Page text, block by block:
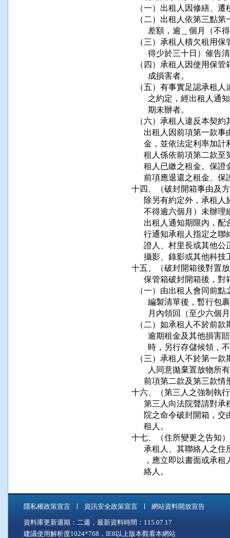
（一）出租人因修繕、
（二）出租人依第三點
差額，逾＿個月（
（三）承租人積欠租用
得少於三十日）催
（四）承租人因使用保
        成損害者。
（五）有事實足認承租
之約定，經出租人
        期未辦者。
（六）承租人違反本契
出租人因前項第一款
金，並依法定利率加
租人係依前項第二款
租人已繳之租金。保
前項應退還之租金、
十四、（破封開箱事由及
除另有約定外，承租
不得逾六個月）未辦
出租人通知期限內，
行通知承租人指定之
證人、村里長或其他
攝影、錄影或其他科
十五、（破封開箱後對置
保管箱破封開箱後，
（一）由出租人會同前
編製清單後，暫行
月內領回（至少六個
（二）如承租人不於前
逾期租金及其他損
時，另行存儲候領
（三）承租人不於第一
人同意拋棄置放物
前項第二款及第三款
十六、（第三人之強制執
第三人向法院聲請對
院之命令破封開箱，
      租人。
十七、（住所變更之告知）
承租人、其聯絡人之
，應立即以書面或承
      絡人。
隱私權政策宣言 資訊安全政策宣言 網站資料開放宣告
資料庫更新週期：二週，最新資料時間：115.07.17
建議使用解析度1024*768，IE8以上版本觀看本網站